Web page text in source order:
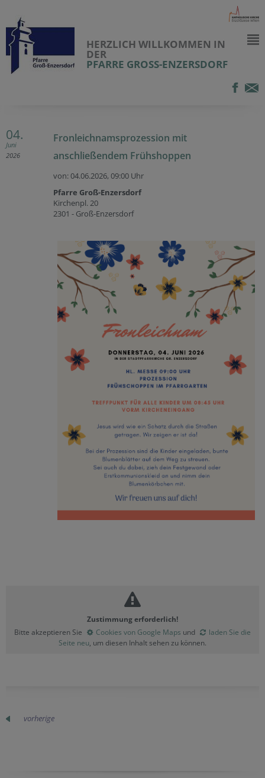
HERZLICH WILLKOMMEN IN
DER
PFARRE GROSS-ENZERSDORF
04.
Juni
2026
Fronleichnamsprozession mit
anschließendem Frühshoppen
von: 04.06.2026,09:00 Uhr
Pfarre Groß-Enzersdorf
Kirchenpl. 20
2301 - Groß-Enzersdorf
Zustimmung erforderlich!
Bitte akzeptieren Sie
Cookies von Google Maps und
laden Sie die
Seite neu, um diesen Inhalt sehen zu können.
vorherige